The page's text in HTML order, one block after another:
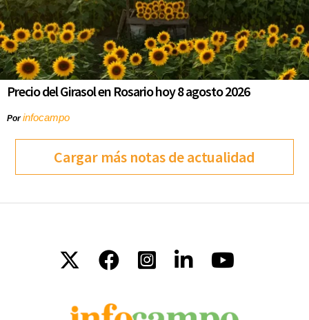
Precio del Girasol en Rosario hoy 8 agosto 2026
Porinfocampo
Cargar más notas de actualidad